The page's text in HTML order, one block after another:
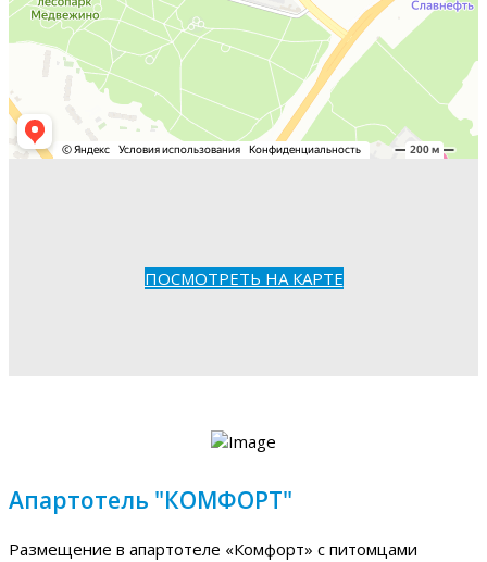
ПОСМОТРЕТЬ НА КАРТЕ
Апартотель "КОМФОРТ"
Размещение в апартотеле «Комфорт» с питомцами